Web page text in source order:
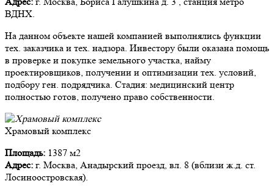
ВДНХ.
На данном объекте нашей компанией выполнялись функции
тех. заказчика и тех. надзора. Инвестору были оказана помощь
в проверке и покупке земельного участка, найму
проектировщиков, получении и оптимизации тех. условий,
подбору ген. подрядчика. Стадия: медицинский центр
полностью готов, получено право собственности.
Храмовый комплекс
Площадь: 1387 м2
Адрес: г. Москва, Анадырский проезд, вл. 8 (вблизи ж.д. ст.
Лосиноостровская).